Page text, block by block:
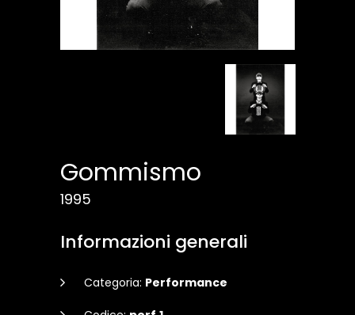
Gommismo
1995
Informazioni generali
Categoria: Performance